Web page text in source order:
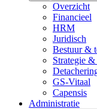
Overzicht
Financieel
HRM
Juridisch
Bestuur &
Strategie
GS-Vitaal
Capensis
Administratie